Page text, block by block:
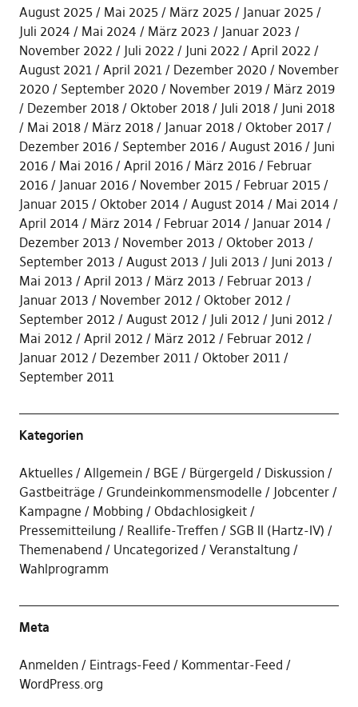
August 2025 Mai 2025 März 2025
Januar 2025
Juli 2024
Mai 2024 März 2023
Januar 2023
November 2022
Juli 2022 Juni 2022
April 2022
August 2021
April 2021 Dezember 2020
November
2020
September 2020 November 2019
März 2019
Dezember 2018
Oktober 2018 Juli 2018
Juni 2018
Mai 2018
März 2018 Januar 2018
Oktober 2017
Dezember 2016
September 2016 August 2016
Juni
2016
Mai 2016 April 2016 März 2016
Februar
2016
Januar 2016 November 2015
Februar 2015
Januar 2015
Oktober 2014 August 2014
Mai 2014
April 2014
März 2014 Februar 2014
Januar 2014
Dezember 2013
November 2013
Oktober 2013
September 2013
August 2013 Juli 2013
Juni 2013
Mai 2013
April 2013 März 2013
Februar 2013
Januar 2013
November 2012
Oktober 2012
September 2012
August 2012 Juli 2012
Juni 2012
Mai 2012
April 2012 März 2012
Februar 2012
Januar 2012
Dezember 2011
Oktober 2011
September 2011
Kategorien
Aktuelles Allgemein BGE Bürgergeld
Diskussion
Gastbeiträge
Grundeinkommensmodelle
Jobcenter
Kampagne
Mobbing
Obdachlosigkeit
Pressemitteilung
Reallife-Treffen
SGB II (Hartz-IV)
Themenabend
Uncategorized
Veranstaltung
Wahlprogramm
Meta
Anmelden Eintrags-Feed
Kommentar-Feed
WordPress.org